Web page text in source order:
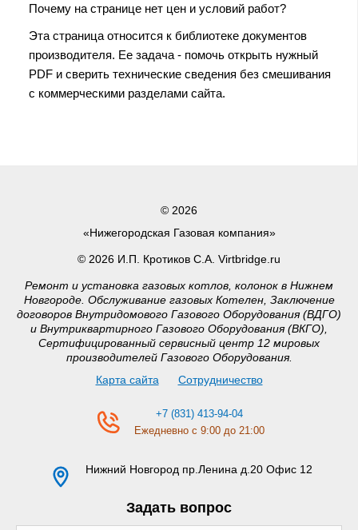
Почему на странице нет цен и условий работ?
Эта страница относится к библиотеке документов
производителя. Ее задача - помочь открыть нужный
PDF и сверить технические сведения без смешивания
с коммерческими разделами сайта.
© 2026
«Нижегородская Газовая компания»
© 2026 И.П. Кротиков С.А. Virtbridge.ru
Ремонт и установка газовых котлов, колонок в Нижнем
Новгороде. Обслуживание газовых Котелен, Заключение
договоров Внутридомового Газового Оборудования (ВДГО)
и Внутриквартирного Газового Оборудования (ВКГО),
Сертифицированный сервисный центр 12 мировых
производителей Газового Оборудования.
Карта сайта
Сотрудничество
+7 (831) 413-94-04
Ежедневно с 9:00 до 21:00
Нижний Новгород пр.Ленина д.20 Офис 12
Задать вопрос